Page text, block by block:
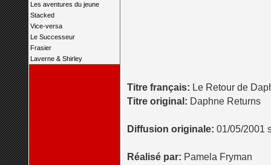
Les aventures du jeune
Stacked
Vice-versa
Le Successeur
Frasier
Laverne & Shirley
Titre français: Le Retour de
Titre original: Daphne Returns
Diffusion originale: 01/05/2001
Réalisé par: Pamela Fryman